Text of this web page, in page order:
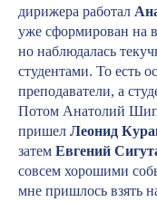
дирижера работал
уже сформирован на
но наблюдалась
студентами. То есть
преподаватели, а
Потом Анатолий
пришел Леонид
затем Евгений
совсем хорошими
мне пришлось взять